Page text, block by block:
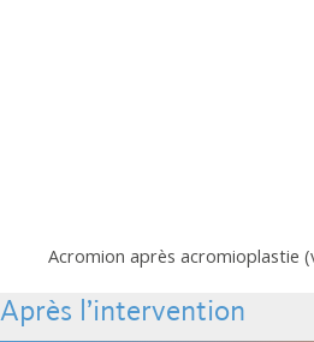
Acromion après acromioplastie
Après l’intervention